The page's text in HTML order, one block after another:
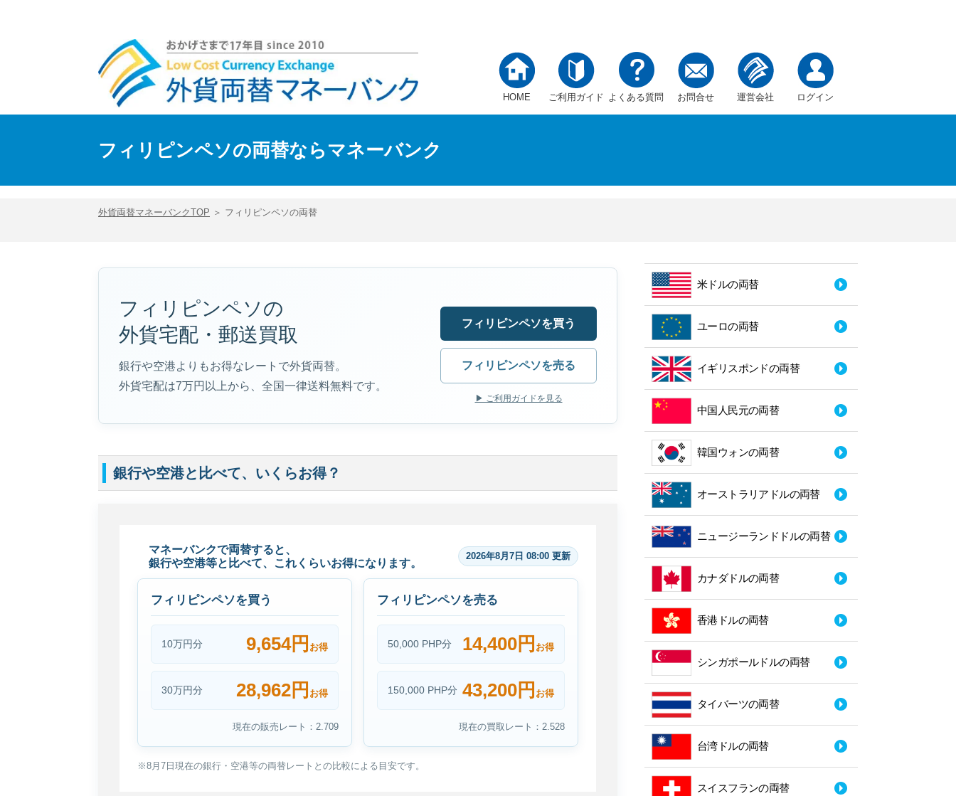
HOME ご利用ガイド よくある質問 お問合せ 運営会社 ログイン
フィリピンペソの両替ならマネーバンク
外貨両替マネーバンクTOP ＞ フィリピンペソの両替
フィリピンペソの
外貨宅配・郵送買取
銀行や空港よりもお得なレートで外貨両替。
外貨宅配は7万円以上から、全国一律送料無料です。
フィリピンペソを買う
フィリピンペソを売る
▶ ご利用ガイドを見る
銀行や空港と比べて、いくらお得？
マネーバンクで両替すると、
銀行や空港等と比べて、これくらいお得になります。
2026年8月7日 08:00 更新
フィリピンペソを買う
10万円分 9,654円 お得
30万円分 28,962円 お得
現在の販売レート：2.709
フィリピンペソを売る
50,000 PHP分 14,400円 お得
150,000 PHP分 43,200円 お得
現在の買取レート：2.528
※8月7日現在の銀行・空港等の両替レートとの比較による目安です。
米ドルの両替
ユーロの両替
イギリスポンドの両替
中国人民元の両替
韓国ウォンの両替
オーストラリアドルの両替
ニュージーランドドルの両替
カナダドルの両替
香港ドルの両替
シンガポールドルの両替
タイバーツの両替
台湾ドルの両替
スイスフランの両替